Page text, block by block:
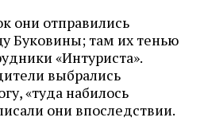
они отправились
Буковины; там их тенью
«Интуриста».
выбрались
«туда набилось
они впоследствии.